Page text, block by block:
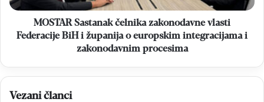
županija
europskim
zakonodavnim
MOSTAR Sastanak čelnika zakonodavne vlasti
Federacije BiH i županija o europskim integracijama i
zakonodavnim procesima
Vezani članci